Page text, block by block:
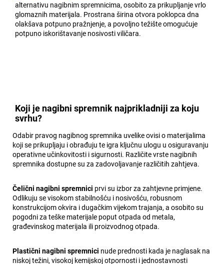
alternativu nagibnim spremnicima, osobito za prikupljanje vrlo
glomaznih materijala. Prostrana širina otvora poklopca dna
olakšava potpuno pražnjenje, a povoljno težište omogućuje
potpuno iskorištavanje nosivosti viličara.
Koji je nagibni spremnik najprikladniji za koju
svrhu?
Odabir pravog nagibnog spremnika uvelike ovisi o materijalima
koji se prikupljaju i obrađuju te igra ključnu ulogu u osiguravanju
operativne učinkovitosti i sigurnosti. Različite vrste nagibnih
spremnika dostupne su za zadovoljavanje različitih zahtjeva.
Čelični nagibni spremnici prvi su izbor za zahtjevne primjene.
Odlikuju se visokom stabilnošću i nosivošću, robusnom
konstrukcijom okvira i dugačkim vijekom trajanja, a osobito su
pogodni za teške materijale poput otpada od metala,
građevinskog materijala ili proizvodnog otpada.
Plastični nagibni spremnici nude prednosti kada je naglasak na
niskoj težini, visokoj kemijskoj otpornosti i jednostavnosti